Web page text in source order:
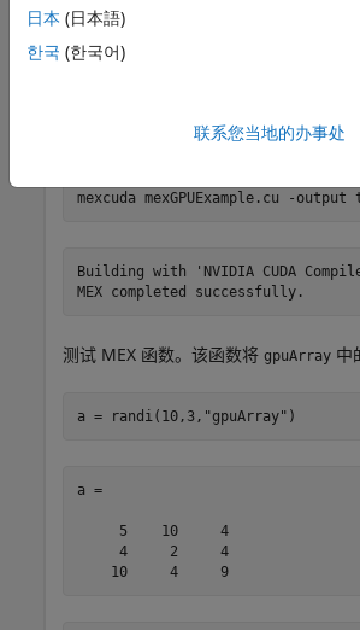
copyfile(fullfile(matlabroot,
选项来控制 MEX 文件的名称。
mexcuda mexGPUExample.cu -output
Building with 'NVIDIA CUDA
测试 MEX 函数。该函数将 gpuArray 中
a = randi(10,3, "gpuArray" )
a =
     5    10     4
     4     2     4
    10     4     9
日本 (日本語)
한국 (한국어)
联系您当地的办事处